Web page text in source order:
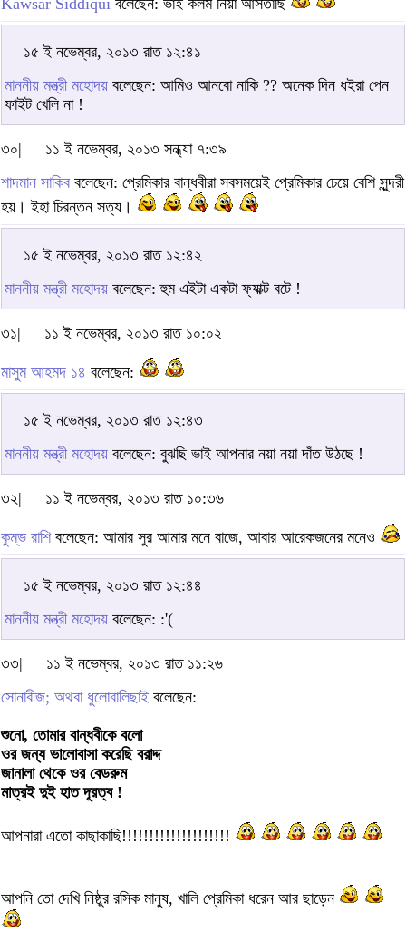
Kawsar Siddiqui বলেছেন: ভাই কলম নিয়া আসতাছি
১৫ ই নভেম্বর, ২০১৩ রাত ১২:৪১
মাননীয় মন্ত্রী মহোদয় বলেছেন: আমিও আনবো নাকি ?? অনেক দিন ধইরা পেন
ফাইট খেলি না !
৩০|
১১ ই নভেম্বর, ২০১৩ সন্ধ্যা ৭:৩৯
শাদমান সাকিব বলেছেন: প্রেমিকার বান্ধবীরা সবসময়েই প্রেমিকার চেয়ে বেশি সুন্দরী
হয়। ইহা চিরন্তন সত্য।
১৫ ই নভেম্বর, ২০১৩ রাত ১২:৪২
মাননীয় মন্ত্রী মহোদয় বলেছেন: হুম এইটা একটা ফ্যাক্ট বটে !
৩১| ১১ ই নভেম্বর, ২০১৩ রাত ১০:০২
মাসুম আহমদ ১৪ বলেছেন:
১৫ ই নভেম্বর, ২০১৩ রাত ১২:৪৩
মাননীয় মন্ত্রী মহোদয় বলেছেন: বুঝছি ভাই আপনার নয়া নয়া দাঁত উঠছে !
৩২| ১১ ই নভেম্বর, ২০১৩ রাত ১০:৩৬
কুম্ভ রাশিবলেছেন: আমার সুর আমার মনে বাজে, আবার আরেকজনের মনেও
১৫ ই নভেম্বর, ২০১৩ রাত ১২:৪৪
মাননীয় মন্ত্রী মহোদয় বলেছেন: :'(
৩৩|
১১ ই নভেম্বর, ২০১৩ রাত ১১:২৬
সোনাবীজ; অথবা ধুলোবালিছাই বলেছেন:
শুনো, তোমার বান্ধবীকে বলো
ওর জন্য ভালোবাসা করেছি বরাদ্দ
জানালা থেকে ওর বেডরুম
মাত্রই দুই হাত দূরত্ব !
আপনারা এতো কাছাকাছি!!!!!!!!!!!!!!!!!!!!
আপনি তো দেখি নিষ্ঠুর রসিক মানুষ, খালি প্রেমিকা ধরেন আর ছাড়েন